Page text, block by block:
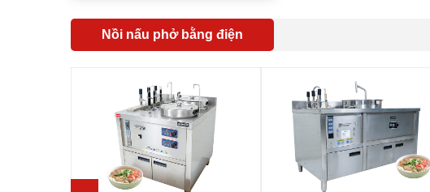
Nồi nấu phở bằng điện